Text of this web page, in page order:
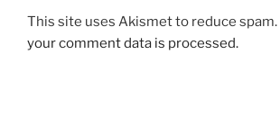
This site uses Akismet to reduce spam.
your comment data is processed.